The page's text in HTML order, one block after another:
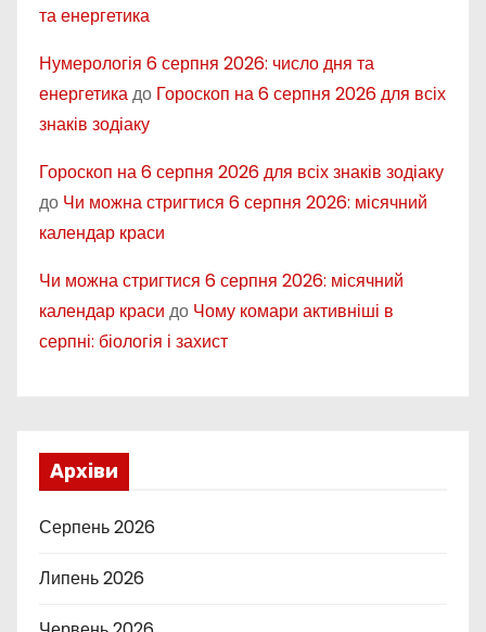
та енергетика
Нумерологія 6 серпня 2026: число дня та
енергетикадо Гороскоп на 6 серпня 2026 для всіх
знаків зодіаку
Гороскоп на 6 серпня 2026 для всіх знаків зодіаку
до Чи можна стригтися 6 серпня 2026: місячний
календар краси
Чи можна стригтися 6 серпня 2026: місячний
календар краси до Чому комари активніші в
серпні: біологія і захист
Архіви
Серпень 2026
Липень 2026